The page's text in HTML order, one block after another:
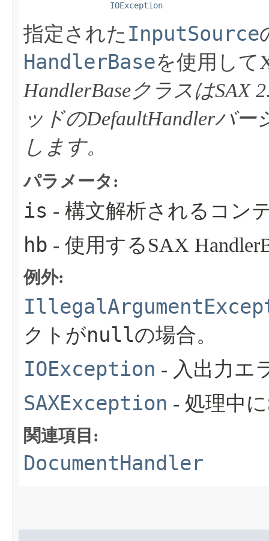
IOException
指定された InputSource
HandlerBaseを使用して
HandlerBaseクラスは
ッドのDefaultHandlerバ
します。
パラメータ:
is - 構文解析されるコン
hb - 使用するSAX
例外:
クトがnullの場合。
IOException - 入出力エ
SAXException - 処理中
関連項目:
DocumentHandler